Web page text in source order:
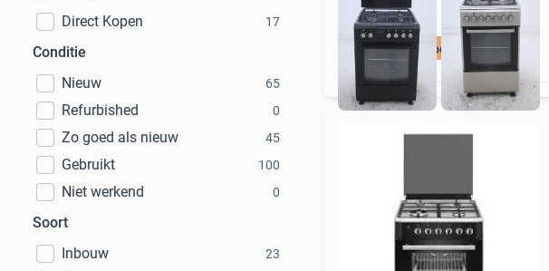
Direct Kopen
17
Conditie
Nieuw
65
Refurbished 0
Zo goed als nieuw 45
Gebruikt 100
Niet werkend 0
Soort
Inbouw
23
Leegverkoop OP=OP